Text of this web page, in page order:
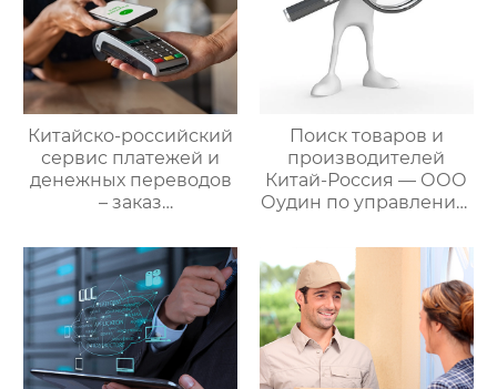
Китайско-российский
сервис платежей и
денежных переводов
– заказ
поставок
Поиск товаров и
производителей
Китай-Россия — ООО
Оудин по управлению
цепями поставок